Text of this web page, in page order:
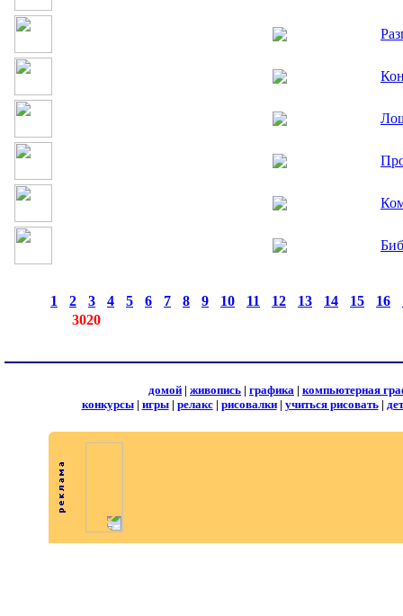
1 2 3 4 5 6 7 8 9 10 11 12 13 14 15 16
3020
домой | живопись | графика | компьютерная
конкурсы| игры| релакс| рисовалки| учиться рисовать|